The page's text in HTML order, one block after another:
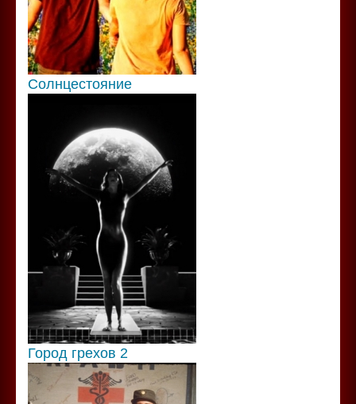
Солнцестояние
Город грехов 2